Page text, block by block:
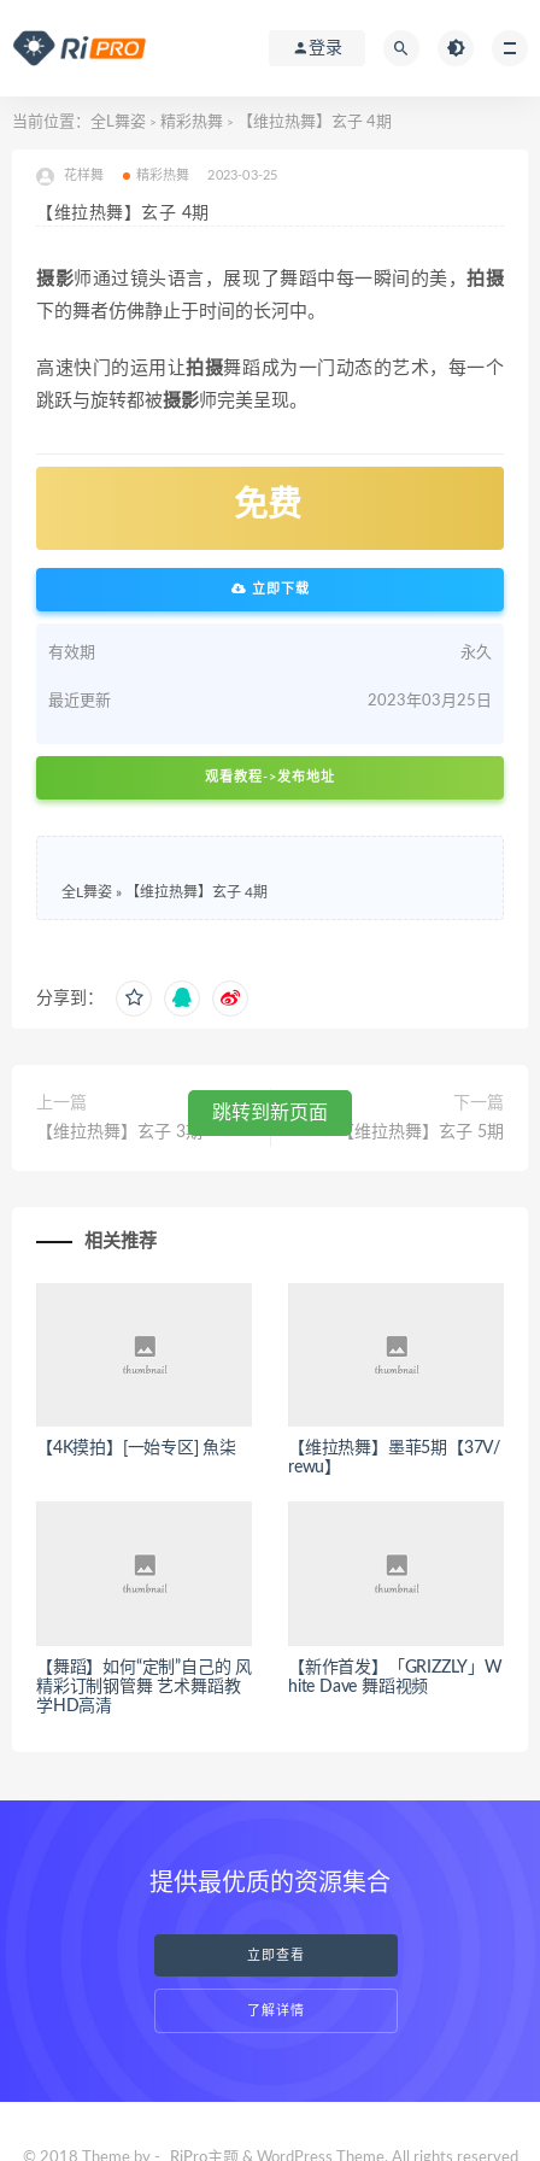
登录
当前位置： 全L舞姿 > 精彩热舞 > 【维拉热舞】玄子 4期
花样舞 精彩热舞 2023-03-25
【维拉热舞】玄子 4期
摄影师通过镜头语言，展现了舞蹈中每一瞬间的美，拍摄
下的舞者仿佛静止于时间的长河中。
高速快门的运用让拍摄舞蹈成为一门动态的艺术，每一个
跳跃与旋转都被摄影师完美呈现。
免费
立即下载
有效期 永久
最近更新 2023年03月25日
观看教程->发布地址
全L舞姿 » 【维拉热舞】玄子 4期
分享到：
上一篇
【维拉热舞】玄子 3期
下一篇
【维拉热舞】玄子 5期
相关推荐
【4K摸拍】[一始专区] 魚柒
【维拉热舞】墨菲5期【37V/
rewu】
【舞蹈】如何“定制”自己的 风
精彩订制钢管舞 艺术舞蹈教
学HD高清
【新作首发】「GRIZZLY」W
hite Dave 舞蹈视频
提供最优质的资源集合
立即查看
了解详情
© 2018 Theme by - RiPro主题 & WordPress Theme. All rights reserved
跳转到新页面